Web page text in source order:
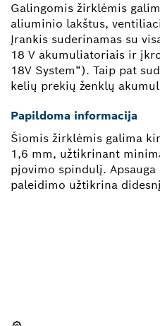
Galingomis žirklėmis
aliuminio lakštus,
Įrankis suderinamas su
18 V akumuliatoriais ir
18V System“). Taip pat
kelių prekių ženklų
Papildoma informacija
Šiomis žirklėmis galima
1,6 mm, užtikrinant
pjovimo spindulį.
paleidimo užtikrina